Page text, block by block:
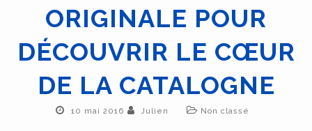
ORIGINALE POUR
DÉCOUVRIR LE CŒUR
DE LA CATALOGNE
10 mai 2016 Julien Non classé